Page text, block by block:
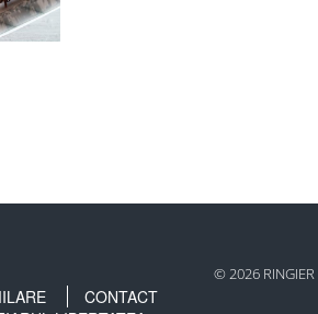
CONTACT
© 2026